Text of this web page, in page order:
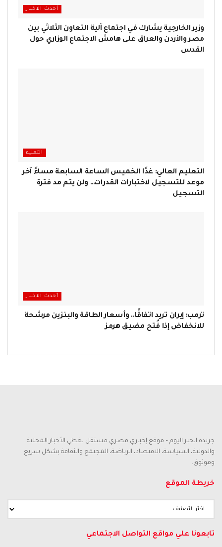
أحدث الاخبار
وزير الخارجية يشارك في اجتماع آلية التعاون الثلاثي بين
مصر والأردن والعراق على هامش الاجتماع الوزاري حول
القدس
التعليم
التعليم العالي: غدًا الخميس الساعة السابعة مساءً آخر
موعد للتسجيل لاختبارات القدرات… ولن يتم مد فترة
التسجيل
أحدث الاخبار
ترمب: إيران تريد اتفاقًا.. وأسعار الطاقة والبنزين مرشحة
للانخفاض إذا فُتح مضيق هرمز
جريدة الخبر اليوم – موقع إخباري مصري مستقل يغطي الأخبار المحلية
والدولية، السياسة، الاقتصاد، الرياضة، المجتمع والثقافة بشكل سريع
وموثوق.
خريطة الموقع
تابعونا علي مواقع التواصل الاجتماعي